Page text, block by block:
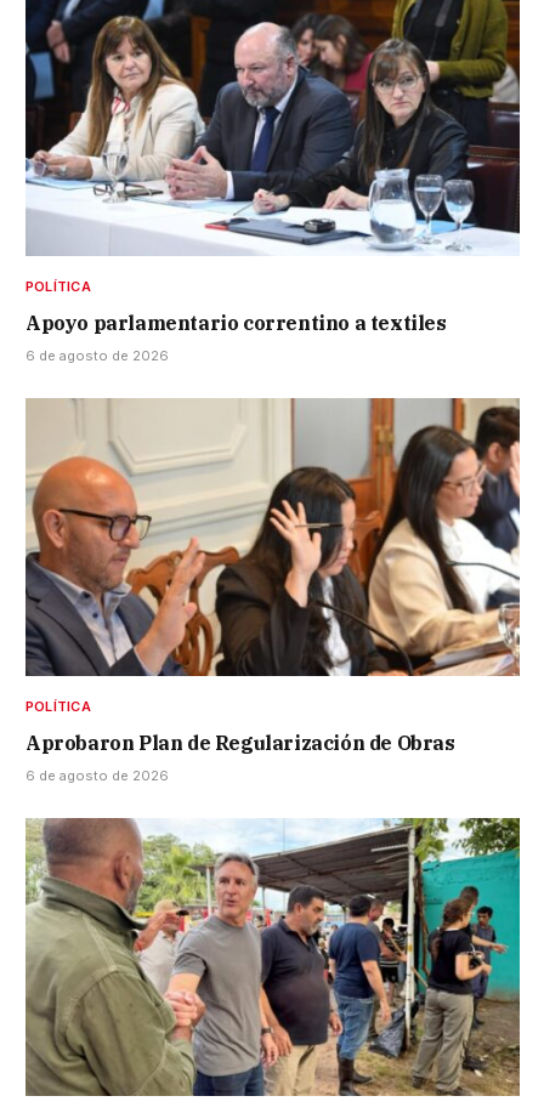
POLÍTICA
Apoyo parlamentario correntino a textiles
6 de agosto de 2026
POLÍTICA
Aprobaron Plan de Regularización de Obras
6 de agosto de 2026